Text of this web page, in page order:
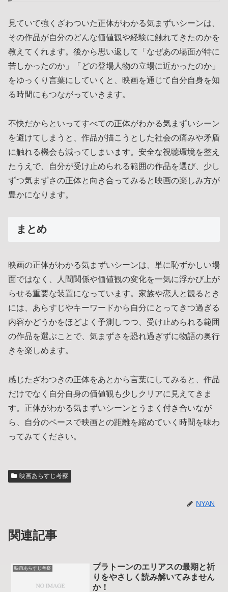
見ていて強くざわついた正体がわかる気まずいシーンは、
その作品が自分のどんな価値観や経験に触れてきたのかを
教えてくれます。後から思い返して「なぜあの場面が特に
苦しかったのか」「どの登場人物の立場に近かったのか」
をゆっくり言葉にしていくと、映画を通じて自分自身を知
る時間にもつながっていきます。
不快だからといってすべての正体がわかる気まずいシーン
を避けてしまうと、作品が描こうとした社会の痛みや矛盾
に触れる機会も減ってしまいます。安全な視聴環境を整え
たうえで、自分が受け止められる範囲の作品を選び、少し
ずつ気まずさの正体と向き合ってみると映画の楽しみ方が
豊かになります。
まとめ
映画の正体がわかる気まずいシーンは、単に恥ずかしい場
面ではなく、人間関係や価値観の変化を一気に浮かび上が
らせる重要な装置になっています。家族や恋人と観るとき
には、あらすじやキーワードから自分にとってきつ過ぎる
内容かどうかをほどよく予測しつつ、受け止められる範囲
の作品を選ぶことで、気まずさを恐れ過ぎずに物語の奥行
きを楽しめます。
感じたざわつきの正体をあとから言葉にしてみると、作品
だけでなく自分自身の価値観も少しクリアに見えてきま
す。正体がわかる気まずいシーンとうまく付き合いなが
ら、自分のペースで映画との距離を縮めていく時間を味わ
ってみてください。
映画あらすじ考察
NYAN
関連記事
映画あらすじ考察
プラトーンのエリアスの最期と祈
りをやさしく読み解いてみません
か！